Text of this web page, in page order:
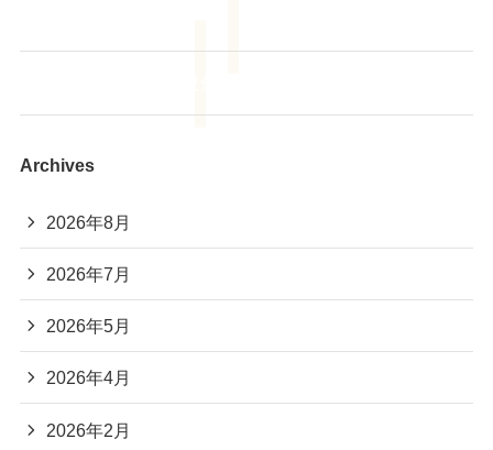
Archives
2026年8月
2026年7月
2026年5月
2026年4月
2026年2月